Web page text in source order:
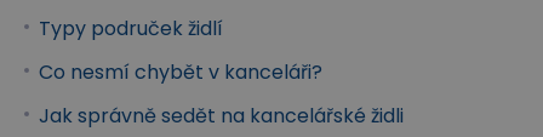
Typy područek židlí
Co nesmí chybět v kanceláři?
Jak správně sedět na kancelářské židli